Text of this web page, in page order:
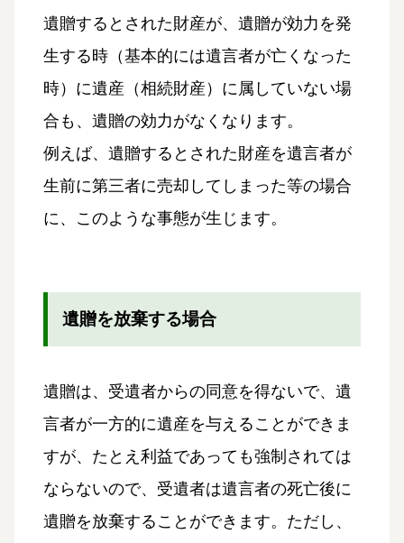
遺贈するとされた財産が、遺贈が効力を発
生する時（基本的には遺言者が亡くなった
時）に遺産（相続財産）に属していない場
合も、遺贈の効力がなくなります。
例えば、遺贈するとされた財産を遺言者が
生前に第三者に売却してしまった等の場合
に、このような事態が生じます。
遺贈を放棄する場合
遺贈は、受遺者からの同意を得ないで、遺
言者が一方的に遺産を与えることができま
すが、たとえ利益であっても強制されては
ならないので、受遺者は遺言者の死亡後に
遺贈を放棄することができます。ただし、